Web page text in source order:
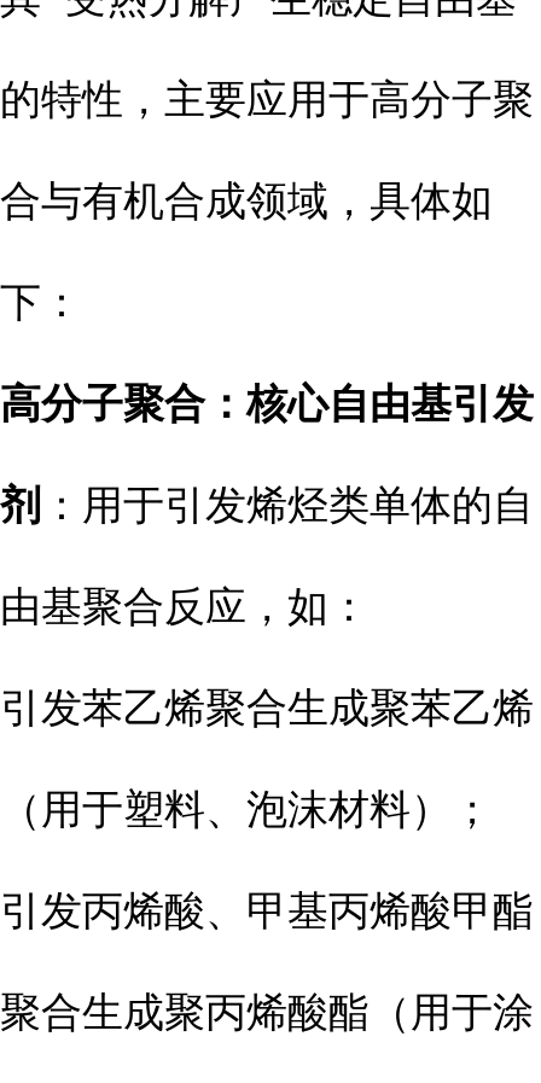
的特性，主要应用于高分子聚
合与有机合成领域，具体如
下：
高分子聚合：核心自由基引发
剂 ：用于引发烯烃类单体的自
由基聚合反应，如：
引发苯乙烯聚合生成聚苯乙烯
（用于塑料、泡沫材料）；
引发丙烯酸、甲基丙烯酸甲酯
聚合生成聚丙烯酸酯（用于涂